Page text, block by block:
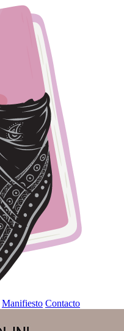
Manifiesto Contacto